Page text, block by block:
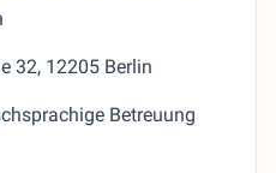
32, 12205 Berlin
Betreuung